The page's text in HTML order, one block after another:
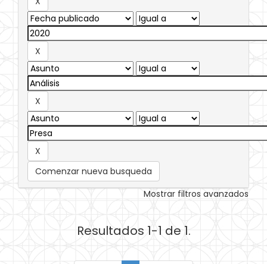
Comenzar nueva busqueda
Mostrar filtros avanzados
Resultados 1-1 de 1.